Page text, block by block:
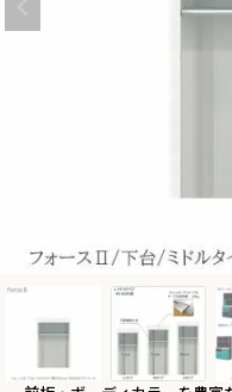
SN【リビン
/寝室/シェー
レザーテックス
ァ マウルス2 プ
PLT【在庫色/特
トマン分離型自
ト 幅218cm リ
¥139,800